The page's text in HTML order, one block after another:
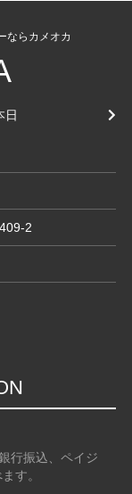
ならカメオカ
日
2
行振込、ペイジ
す。